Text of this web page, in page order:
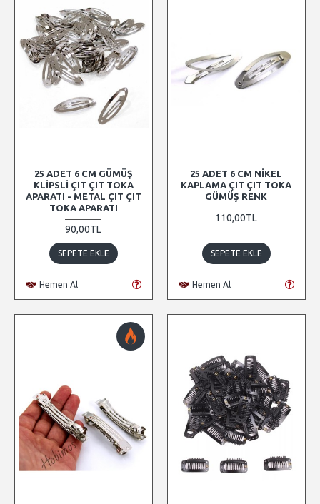
25 ADET 6 CM GÜMÜŞ
KLIPSLI ÇIT ÇIT TOKA
APARATI - METAL ÇIT ÇIT
TOKA APARATI
90,00TL
SEPETE EKLE
Hemen Al
25 ADET 6 CM NIKEL
KAPLAMA ÇIT ÇIT TOKA
GÜMÜŞ RENK
110,00TL
SEPETE EKLE
Hemen Al